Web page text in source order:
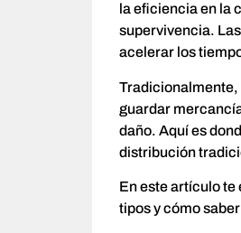
la eficiencia en la
supervivencia.
acelerar los
Tradicionalmente,
guardar
daño. Aquí es
distribución
En este artículo te
tipos y cómo